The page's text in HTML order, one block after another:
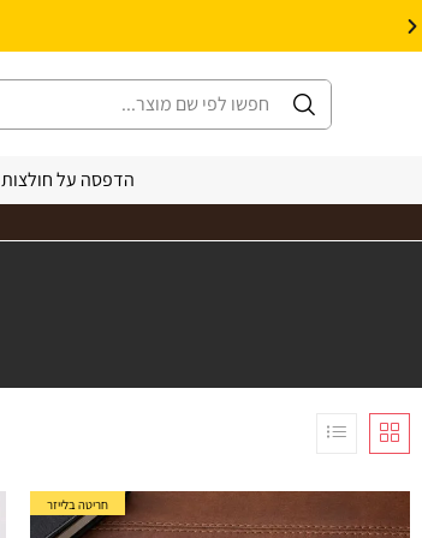
הדפסה על חולצות
חריטה בלייזר